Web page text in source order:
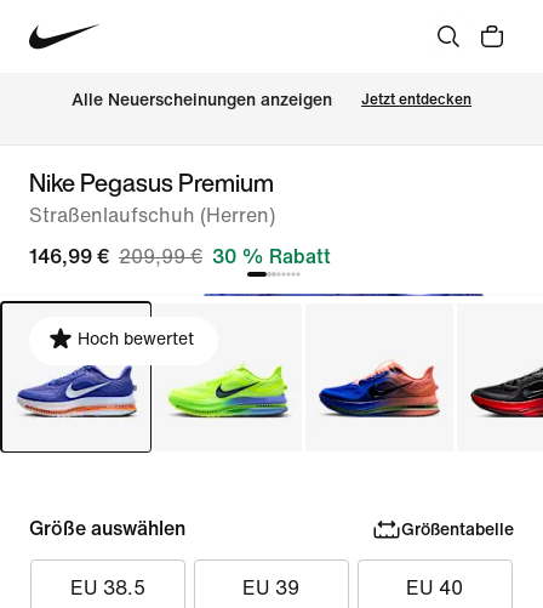
Alle Neuerscheinungen anzeigen Jetzt entdecken
Nike Pegasus Premium
Straßenlaufschuh (Herren)
146,99 € 209,99 € 30 % Rabatt
Hoch bewertet
Größe auswählen Größentabelle
EU 38.5 EU 39 EU 40